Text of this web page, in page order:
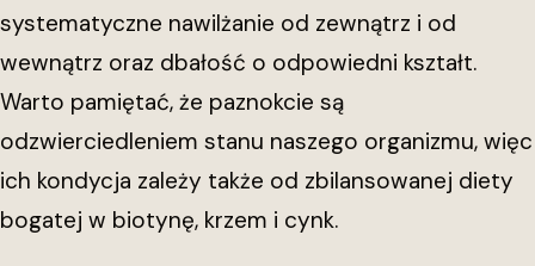
systematyczne nawilżanie od zewnątrz i od
wewnątrz oraz dbałość o odpowiedni kształt.
Warto pamiętać, że paznokcie są
odzwierciedleniem stanu naszego organizmu, więc
ich kondycja zależy także od zbilansowanej diety
bogatej w biotynę, krzem i cynk.